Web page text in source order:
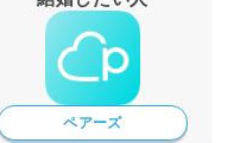
ペアーズ